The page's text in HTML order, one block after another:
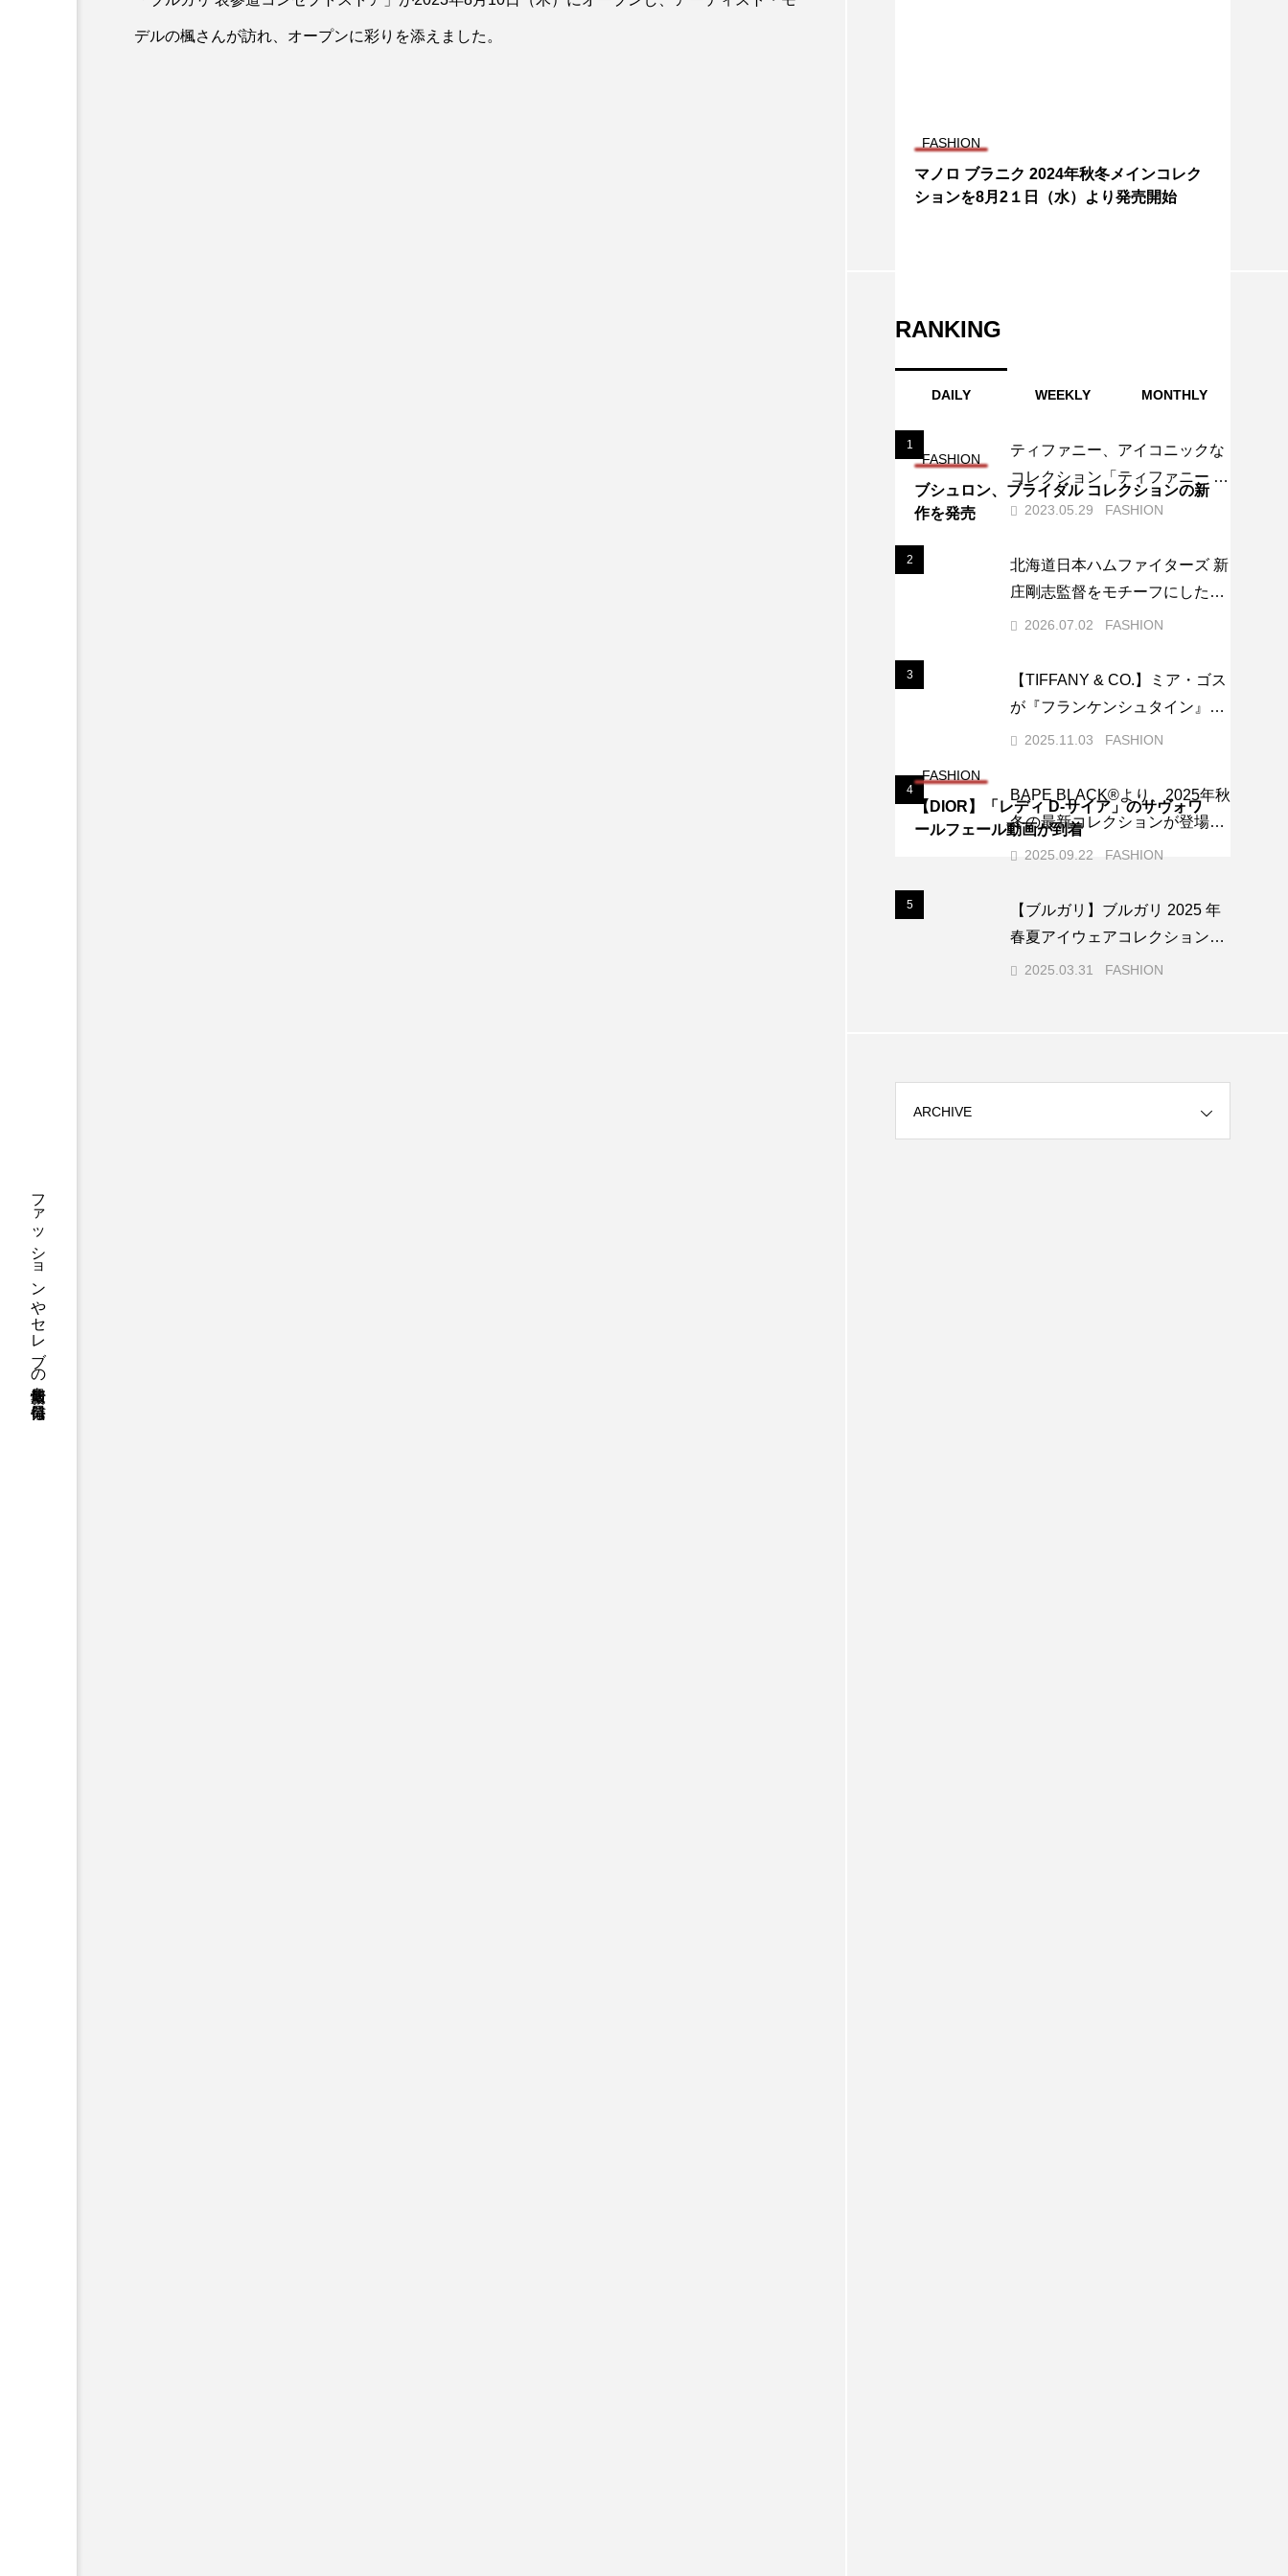
ファッションやセレブの最新情報を毎日発信
デルの楓さんが訪れ、オープンに彩りを添えました。
FASHION
マノロ ブラニク 2024年秋冬メインコレク
ションを8月2１日（水）より発売開始
FASHION
ブシュロン、ブライダル コレクションの新
作を発売
FASHION
【DIOR】「レディ D-サイア」のサヴォワ
ールフェール動画が到着
RANKING
DAILY WEEKLY MONTHLY
1
ティファニー、アイコニックな
コレクション「ティファニー ハ
ードウェア」から新作ウォッチ
2023.05.29 FASHION
2
北海道日本ハムファイターズ 新
庄剛志監督をモチーフにしたお
土産『SHINJO SPECIAL』が誕
2026.07.02 FASHION
3
【TIFFANY & CO.】ミア・ゴス
が『フランケンシュタイン』ニ
ューヨーク特別上映会にティフ
2025.11.03 FASHION
4
BAPE BLACK®︎より、2025年秋
冬の最新コレクションが登場。
（ゼン・トライバル・マウンテ
2025.09.22 FASHION
5
【ブルガリ】ブルガリ 2025 年
春夏アイウェアコレクションか
ら、ジュエリーが持つコードよ
2025.03.31 FASHION
ARCHIVE